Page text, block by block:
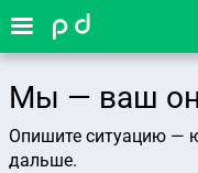
Мы — ваш
Опишите ситуацию —
дальше.